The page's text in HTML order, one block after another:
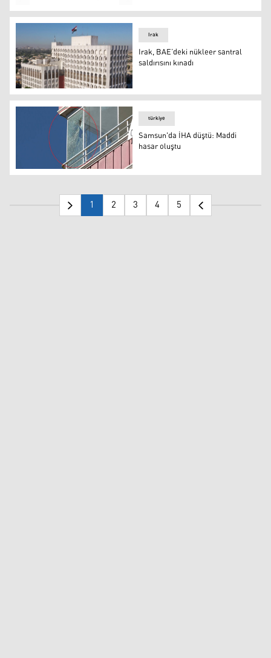
BAE: Irak topraklarından atılan 6 İHA'ya müdahale ettik
Irak, BAE’deki nükleer santral saldırısını kınadı
Irak
Irak, BAE’deki nükleer santral
saldırısını kınadı
Samsun'da İHA düştü: Maddi hasar oluştu
türkiye
Samsun'da İHA düştü: Maddi
hasar oluştu
1 2 3 4 5